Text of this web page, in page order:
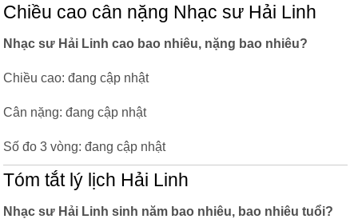
Chiều cao cân nặng Nhạc sư Hải Linh
Nhạc sư Hải Linh cao bao nhiêu, nặng bao nhiêu?
Chiều cao: đang cập nhật
Cân nặng: đang cập nhật
Số đo 3 vòng: đang cập nhật
Tóm tắt lý lịch Hải Linh
Nhạc sư Hải Linh sinh năm bao nhiêu, bao nhiêu tuổi?